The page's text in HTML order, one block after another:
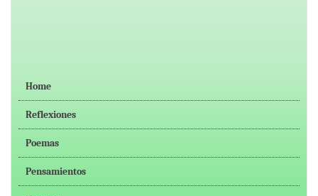
Home
Reflexiones
Poemas
Pensamientos